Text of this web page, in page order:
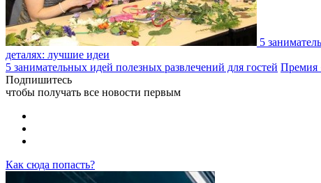
5
деталях: лучшие идеи
5 занимательных идей полезных развлечений для гостей Премия
Подпишитесь
чтобы получать все новости первым
Как сюда попасть?